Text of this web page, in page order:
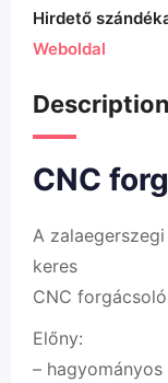
Hirdető
Weboldal
Description
CNC
A
keres
CNC
Előny:
–